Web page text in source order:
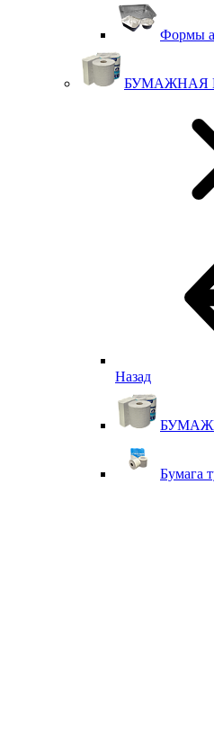
Формы
БУМАЖНАЯ
Назад
Бумага